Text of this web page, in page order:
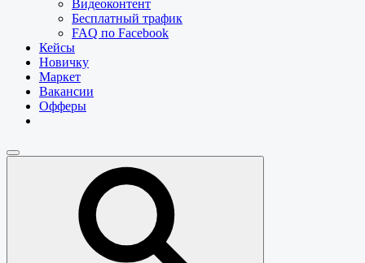
Видеоконтент
Бесплатный трафик
FAQ по Facebook
Кейсы
Новичку
Маркет
Вакансии
Офферы